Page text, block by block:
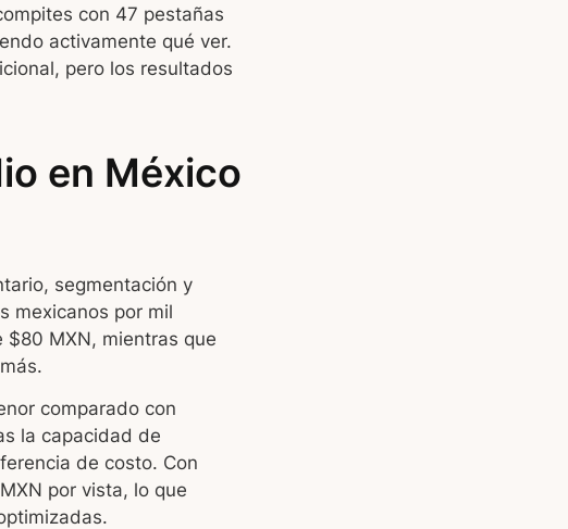
con 47 pestañas
activamente qué ver.
pero los resultados
en México
segmentación y
mexicanos por mil
$80 MXN, mientras que
comparado con
la capacidad de
de costo. Con
por vista, lo que